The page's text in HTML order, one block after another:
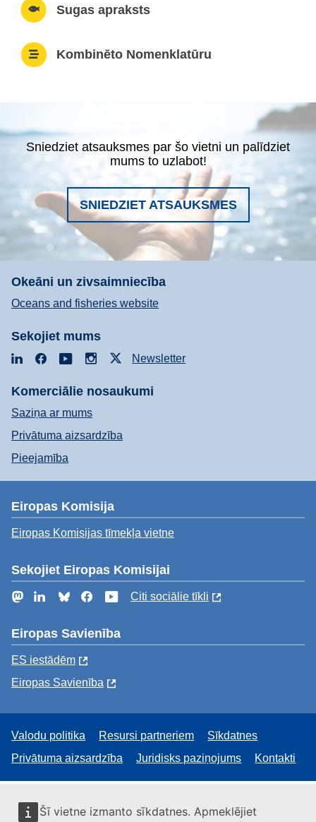
Šī vietne izmanto sīkdatnes. Apmeklējiet
Sugas apraksts
Kombinēto Nomenklatūru
Sniedziet atsauksmes par šo vietni un palīdziet
mums to uzlabot!
SNIEDZIET ATSAUKSMES
Okeāni un zivsaimniecība
Oceans and fisheries website
Sekojiet mums
LinkedInFacebookYouTubeInstagramNewsletter
Komerciālie nosaukumi
Saziņa ar mums
Privātuma aizsardzība
Pieejamība
Eiropas Komisija
Eiropas Komisijas tīmekļa vietne
Sekojiet Eiropas Komisijai
MastodonLinkedInBlueskyFacebookYouTube
Citi sociālie tīkli
Eiropas Savienība
ES iestādēm
Eiropas Savienība
Valodu politika Resursi partneriem
Sīkdatnes
Privātuma aizsardzība
Juridisks paziņojums Kontakti